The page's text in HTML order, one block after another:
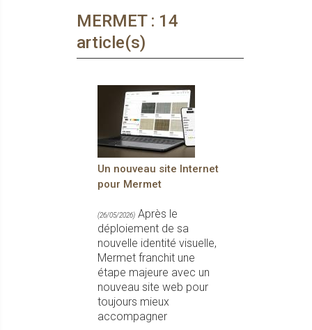
MERMET : 14
article(s)
Un nouveau site Internet
pour Mermet
(26/05/2026) Après le
déploiement de sa
nouvelle identité visuelle,
Mermet franchit une
étape majeure avec un
nouveau site web pour
toujours mieux
accompagner